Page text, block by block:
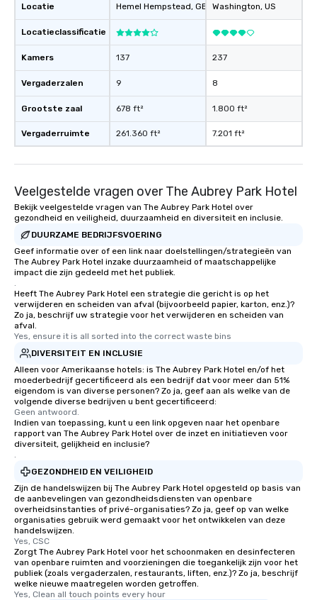
reinforce your company message? We
seamlessly blended into the magic.
Planning a trade show? Let our
magicians draw in a crowd and leave
a lasting impression with fun,
interactive presentations that
showcase your brand. *** More Than
Magic—We Motivate and Inspire *** Our
team-building programs and
motivational shows designed to build
trust, collaboration, and a sense of
wonder among teams. Led by
Illusionist Matias Letelier—renowned
for his charisma, professionalism, and
style—our workshops combine tricks
with actionable insights that resonate
long after the applause. Whether
you're looking to reenergize your
team, celebrate milestones, or simply
offer something unique, Fun Corporate
Magic delivers with charm, elegance,
and creativity. With a show
customized to your goals, your team
will walk away inspired, unified, and
ready to create their own magic in the
workplace. *** Let's create Magic
more about our program and prices.
Locatie
Locatieclassificatie
Kamers
Vergaderzalen
Grootste zaal
Vergaderruimte
Hemel Hempstead, GB1
137
9
678 ft²
261.360 ft²
Washington, US
237
8
1.800 ft²
7.201 ft²
Veelgestelde vragen over The Aubrey Park Hotel
Bekijk veelgestelde vragen van The Aubrey Park Hotel over
gezondheid en veiligheid, duurzaamheid en diversiteit en inclusie.
DUURZAME BEDRIJFSVOERING
Geef informatie over of een link naar doelstellingen/strategieën van
The Aubrey Park Hotel inzake duurzaamheid of maatschappelijke
impact die zijn gedeeld met het publiek.
.
Heeft The Aubrey Park Hotel een strategie die gericht is op het
verwijderen en scheiden van afval (bijvoorbeeld papier, karton, enz.)?
Zo ja, beschrijf uw strategie voor het verwijderen en scheiden van
afval.
Yes, ensure it is all sorted into the correct waste bins
DIVERSITEIT EN INCLUSIE
Alleen voor Amerikaanse hotels: is The Aubrey Park Hotel en/of het
moederbedrijf gecertificeerd als een bedrijf dat voor meer dan 51%
eigendom is van diverse personen? Zo ja, geef aan als welke van de
volgende diverse bedrijven u bent gecertificeerd:
Geen antwoord.
Indien van toepassing, kunt u een link opgeven naar het openbare
rapport van The Aubrey Park Hotel over de inzet en initiatieven voor
diversiteit, gelijkheid en inclusie?
.
GEZONDHEID EN VEILIGHEID
Zijn de handelswijzen bij The Aubrey Park Hotel opgesteld op basis van
de aanbevelingen van gezondheidsdiensten van openbare
overheidsinstanties of privé-organisaties? Zo ja, geef op van welke
organisaties gebruik werd gemaakt voor het ontwikkelen van deze
handelswijzen.
Yes, CSC
Zorgt The Aubrey Park Hotel voor het schoonmaken en desinfecteren
van openbare ruimten and voorzieningen die toegankelijk zijn voor het
publiek (zoals vergaderzalen, restaurants, liften, enz.)? Zo ja, beschrijf
welke nieuwe maatregelen worden getroffen.
Yes, Clean all touch points every hour